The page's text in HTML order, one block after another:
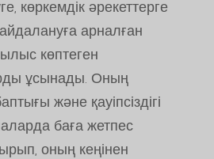
көркемдік әрекеттерге
арналған
көптеген
ұсынады. Оның
және қауіпсіздігі
баға жетпес
оның кеңінен